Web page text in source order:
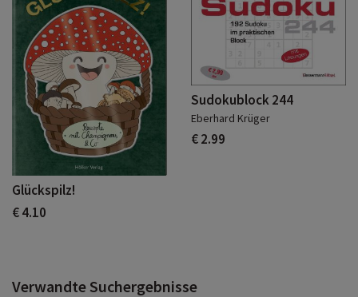
Glückspilz!
€ 4.10
Sudokublock 244
Eberhard Krüger
€ 2.99
Verwandte Suchergebnisse